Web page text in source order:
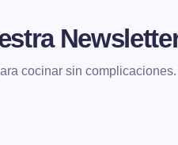
cocinar sin complicaciones.